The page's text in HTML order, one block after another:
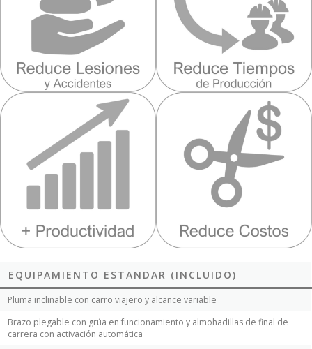
EQUIPAMIENTO ESTANDAR (INCLUIDO)
Pluma inclinable con carro viajero y alcance variable
Brazo plegable con grúa en funcionamiento y almohadillas de final de
carrera con activación automática